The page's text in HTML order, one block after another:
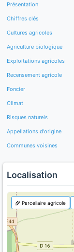
Présentation
Chiffres clés
Cultures agricoles
Agriculture biologique
Exploitations agricoles
Recensement agricole
Foncier
Climat
Risques naturels
Appellations d'origine
Communes voisines
Localisation
🌾 Parcellaire agricole